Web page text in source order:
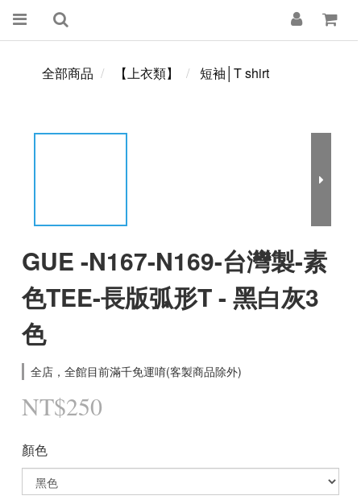
全部商品 【上衣類】 短袖│T shirt
GUE -N167-N169-台灣製-素
色TEE-長版弧形T - 黑白灰3
色
全店，全館目前滿千免運唷(客製商品除外)
NT$250
顏色